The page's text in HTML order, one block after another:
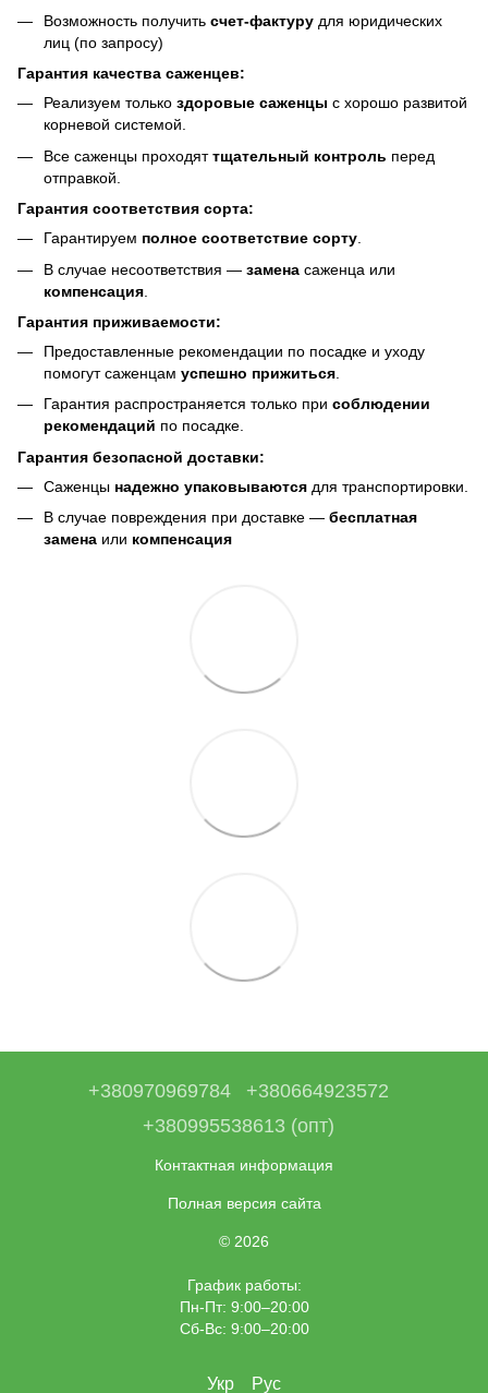
Возможность получить счет-фактуру для юридических
лиц (по запросу)
Гарантия качества саженцев:
Реализуем только здоровые саженцы с хорошо развитой
корневой системой.
Все саженцы проходяттщательный контроль перед
отправкой.
Гарантия соответствия сорта:
Гарантируем полное соответствие сорту
В случае несоответствия — замена саженца или
компенсация
Гарантия приживаемости:
Предоставленные рекомендации по посадке и уходу
помогут саженцам успешно прижиться
Гарантия распространяется только при соблюдении
рекомендаций по посадке.
Гарантия безопасной доставки:
Саженцы надежно упаковываются для транспортировки.
В случае повреждения при доставке — бесплатная
замена или компенсация
+380970969784
+380664923572
+380995538613 (опт)
Контактная информация
Полная версия сайта
© 2026
График работы:
Пн-Пт: 9:00–20:00
Сб-Вс: 9:00–20:00
Укр Рус